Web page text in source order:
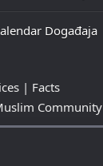
Događaja
| Facts
Community